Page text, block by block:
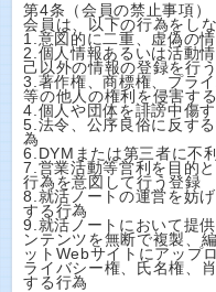
第4条（会員の禁止事項）
会員は、以下の行為をし
1.意図的に二重、虚偽の
2.個人情報あるいは活動
己以外の情報の登録を行
3.著作権、商標権、プラ
等の他人の権利を侵害す
4.個人や団体を誹謗中傷
5.法令、公序良俗に反す
為
6.DYMまたは第三者に不
7.営業活動等営利を目的
行為を意図して行う登録
8.就活ノートの運営を妨
する行為
9.就活ノートにおいて提
ンテンツを無断で複製、
ットWebサイトにアップ
ライバシー権、氏名権、
する行為